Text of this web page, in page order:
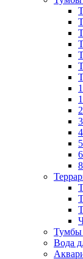
Тумбы
Вода